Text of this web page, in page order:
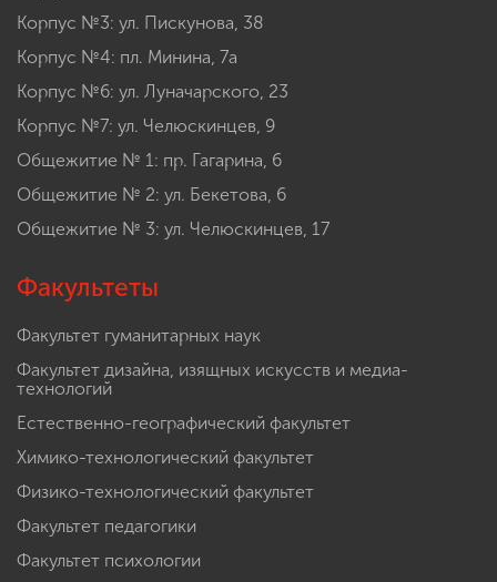
Корпус №3: ул. Пискунова, 38
Корпус №4: пл. Минина, 7а
Корпус №6: ул. Луначарского, 23
Корпус №7: ул. Челюскинцев, 9
Общежитие № 1: пр. Гагарина, 6
Общежитие № 2: ул. Бекетова, 6
Общежитие № 3: ул. Челюскинцев, 17
Факультеты
Факультет гуманитарных наук
Факультет дизайна, изящных искусств и медиа-
технологий
Естественно-географический факультет
Химико-технологический факультет
Физико-технологический факультет
Факультет педагогики
Факультет психологии